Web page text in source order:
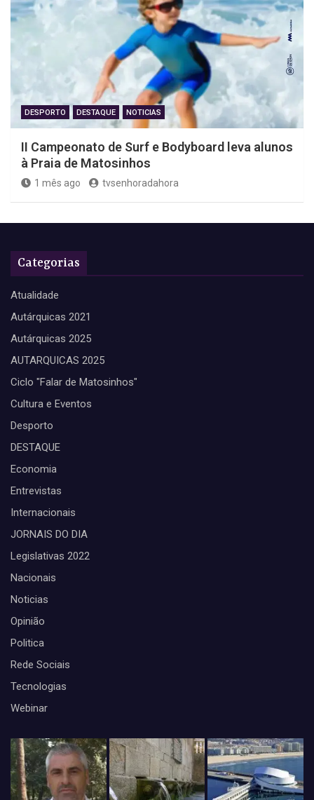
DESPORTO DESTAQUE NOTICIAS
II Campeonato de Surf e Bodyboard leva alunos
à Praia de Matosinhos
1 mês ago tvsenhoradahora
Categorias
Atualidade
Autárquicas 2021
Autárquicas 2025
AUTARQUICAS 2025
Ciclo "Falar de Matosinhos"
Cultura e Eventos
Desporto
DESTAQUE
Economia
Entrevistas
Internacionais
JORNAIS DO DIA
Legislativas 2022
Nacionais
Noticias
Opinião
Politica
Rede Sociais
Tecnologias
Webinar